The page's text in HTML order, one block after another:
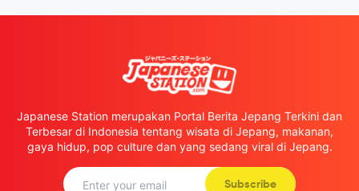
Japanese Station merupakan Portal Berita Jepang Terkini dan
Terbesar di Indonesia tentang wisata di Jepang, makanan,
gaya hidup, pop culture dan yang sedang viral di Jepang.
Subscribe